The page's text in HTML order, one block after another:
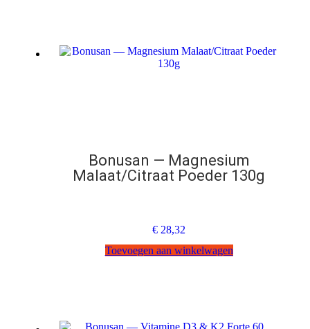
Bonusan — Magnesium
Malaat/Citraat Poeder 130g
€ 28,32
Toevoegen aan winkelwagen